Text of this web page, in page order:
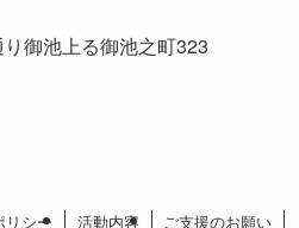
御池上る御池之町323
リシー 活動内容 ご支援のお願い